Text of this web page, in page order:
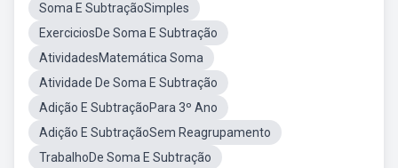
Soma E SubtraçãoSimples
ExerciciosDe Soma E Subtração
AtividadesMatemática Soma
Atividade De Soma E Subtração
Adição E SubtraçãoPara 3º Ano
Adição E SubtraçãoSem Reagrupamento
TrabalhoDe Soma E Subtração